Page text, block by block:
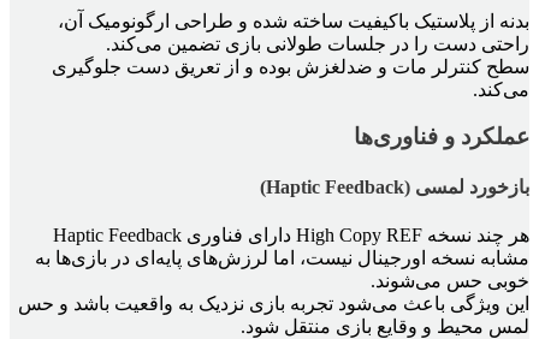
بدنه از پلاستیک باکیفیت ساخته شده و طراحی ارگونومیک آن،
راحتی دست را در جلسات طولانی بازی تضمین می‌کند.
سطح کنترلر مات و ضدلغزش بوده و از تعریق دست جلوگیری
می‌کند.
عملکرد و فناوری‌ها
بازخورد لمسی (Haptic Feedback)
هر چند نسخه High Copy REF دارای فناوری Haptic Feedback
مشابه نسخه اورجینال نیست، اما لرزش‌های پایه‌ای در بازی‌ها به
خوبی حس می‌شوند.
این ویژگی باعث می‌شود تجربه بازی نزدیک به واقعیت باشد و حس
لمس محیط و وقایع بازی منتقل شود.